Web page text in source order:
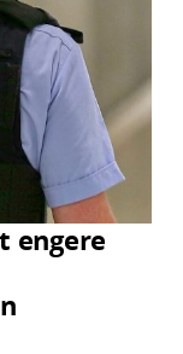
engere